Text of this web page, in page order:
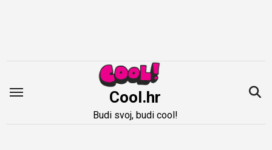
Cool.hr
Budi svoj, budi cool!